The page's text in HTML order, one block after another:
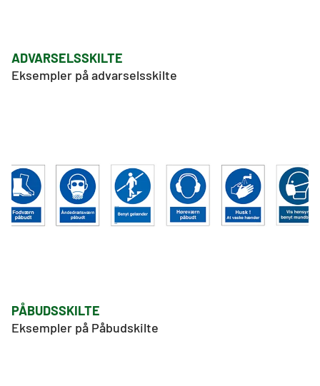
ADVARSELSSKILTE
Eksempler på advarselsskilte
PÅBUDSSKILTE
Eksempler på Påbudskilte